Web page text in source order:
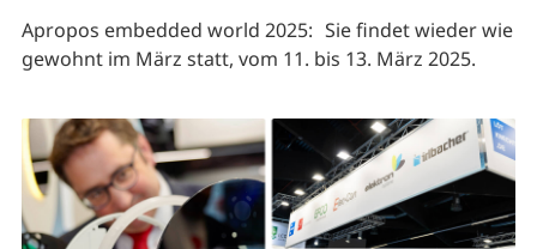
Apropos embedded world 2025: Sie findet wieder wie
gewohnt im März statt, vom 11. bis 13. März 2025.